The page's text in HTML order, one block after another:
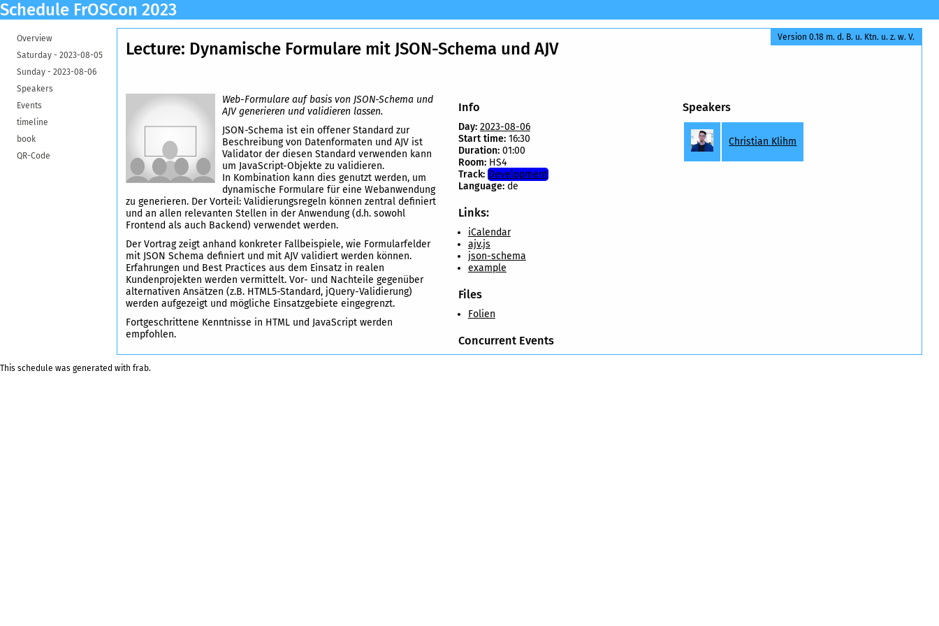
Schedule FrOSCon 2023
Overview
Saturday - 2023-08-05
Sunday - 2023-08-06
Speakers
Events
timeline
book
QR-Code
Version 0.18 m. d. B. u. Ktn. u. z. w. V.
Lecture: Dynamische Formulare mit JSON-Schema und AJV
Web-Formulare auf basis von JSON-Schema und
AJV generieren und validieren lassen.
JSON-Schema ist ein offener Standard zur
Beschreibung von Datenformaten und AJV ist
Validator der diesen Standard verwenden kann
um JavaScript-Objekte zu validieren.
In Kombination kann dies genutzt werden, um
dynamische Formulare für eine Webanwendung
zu generieren. Der Vorteil: Validierungsregeln können zentral definiert
und an allen relevanten Stellen in der Anwendung (d.h. sowohl
Frontend als auch Backend) verwendet werden.
Der Vortrag zeigt anhand konkreter Fallbeispiele, wie Formularfelder
mit JSON Schema definiert und mit AJV validiert werden können.
Erfahrungen und Best Practices aus dem Einsatz in realen
Kundenprojekten werden vermittelt. Vor- und Nachteile gegenüber
alternativen Ansätzen (z.B. HTML5-Standard, jQuery-Validierung)
werden aufgezeigt und mögliche Einsatzgebiete eingegrenzt.
Fortgeschrittene Kenntnisse in HTML und JavaScript werden
empfohlen.
Info
Day: 2023-08-06
Start time:16:30
Duration:01:00
Room:HS4
Track: Development
Language:de
Links:
iCalendar
ajv.js
json-schema
example
Files
Folien
Concurrent Events
Speakers
Christian Klihm
This schedule was generated with frab.